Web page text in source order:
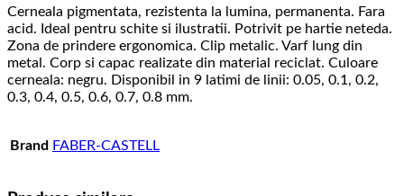
Cerneala pigmentata, rezistenta la lumina, permanenta. Fara
acid. Ideal pentru schite si ilustratii. Potrivit pe hartie neteda.
Zona de prindere ergonomica. Clip metalic. Varf lung din
metal. Corp si capac realizate din material reciclat. Culoare
cerneala: negru. Disponibil in 9 latimi de linii: 0.05, 0.1, 0.2,
0.3, 0.4, 0.5, 0.6, 0.7, 0.8 mm.
Brand FABER-CASTELL